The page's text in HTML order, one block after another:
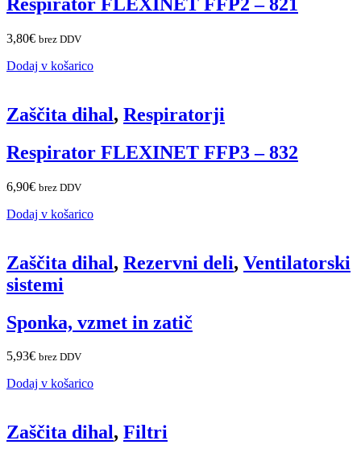
3,80€ brez DDV
Dodaj v košarico
Zaščita dihal, Respiratorji
Respirator FLEXINET FFP3 – 832
6,90€ brez DDV
Dodaj v košarico
Zaščita dihal, Rezervni deli, Ventilatorski
sistemi
Sponka, vzmet in zatič
5,93€ brez DDV
Dodaj v košarico
Zaščita dihal, Filtri